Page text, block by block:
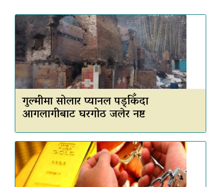
गुल्मीमा सोलार प्यानल पड्किँदा
आगलागीबाट घरगोठ जलेर नष्ट